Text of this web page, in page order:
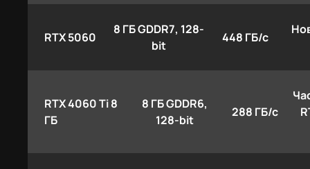
RTX 5060
8 ГБ GDDR7, 128-
bit
448 ГБ/с
RTX 4060 Ti 8
ГБ
8 ГБ GDDR6,
128-bit
288 ГБ/с